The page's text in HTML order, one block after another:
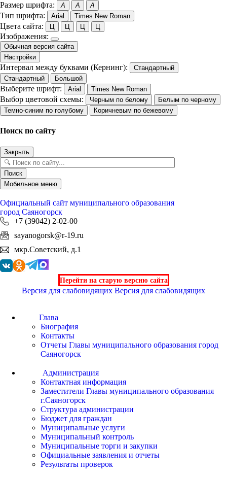
Размер шрифта: A A A
Тип шрифта: Arial Times New Roman
Цвета сайта: Ц Ц Ц Ц
Изображения:
Обычная версия сайта
Настройки
Интервал между буквами (Кернинг):
Стандартный
Стандартный
Большой
Выберите шрифт: Arial Times New Roman
Выбор цветовой схемы: Черным по белому
Белым по черному
Темно-синим по голубому
Коричневым по бежевому
Поиск по сайту
Закрыть
Поиск
Мобильное меню
Официальный сайт муниципального образования
город Саяногорск
+7 (39042) 2-02-00
sayanogorsk@r-19.ru
мкр.Советский, д.1
Перейти на старую версию сайта
Версия для слабовидящих Версия для слабовидящих
Глава
Биография
Контакты
Отчеты Главы муниципального образования город
Саяногорск
Администрация
Контактная информация
Заместители Главы муниципального образования
г.Саяногорск
Структура администрации
Бюджет для граждан
Муниципальные услуги
Муниципальный контроль
Муниципальные торги и закупки
Официальные заявления и отчеты
Результаты проверок